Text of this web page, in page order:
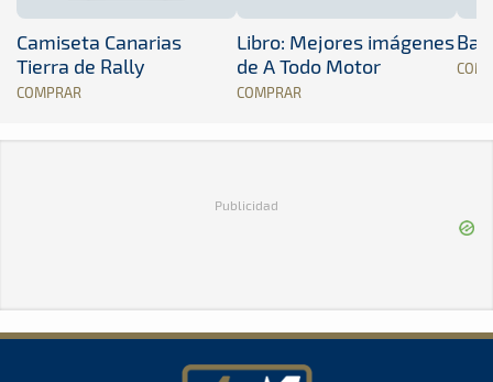
Camiseta Canarias
Tierra de Rally
COMPRAR
Libro: Mejores imágenes
de A Todo Motor
COMPRAR
Publicidad